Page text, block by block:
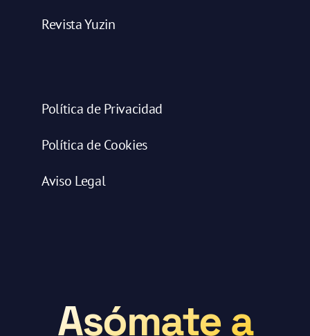
Revista Yuzin
Política de Privacidad
Política de Cookies
Aviso Legal
Asómate a